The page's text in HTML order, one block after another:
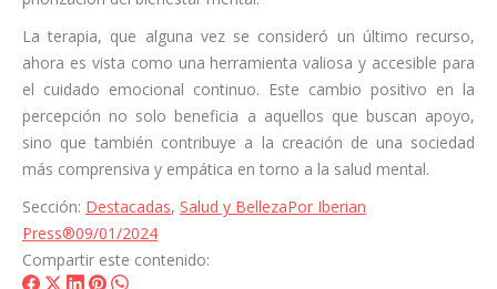
La terapia, que alguna vez se consideró un último recurso,
ahora es vista como una herramienta valiosa y accesible para
el cuidado emocional continuo. Este cambio positivo en la
percepción no solo beneficia a aquellos que buscan apoyo,
sino que también contribuye a la creación de una sociedad
más comprensiva y empática en torno a la salud mental.
Sección: Destacadas, Salud y BellezaPor Iberian
Press®09/01/2024
Compartir este contenido: